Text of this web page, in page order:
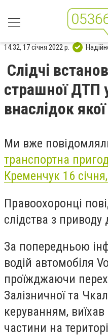
14:32, 17 січня 2022 р.
Слідчі
страшної ДТП
внаслідок
Ми вже
транспортна
Кременчук 16
Правоохоронці
слідства з приводу
За попередньою
водій автомобіля
проїжджаючи
Залізничної та
керуванням, виїхав
частини на